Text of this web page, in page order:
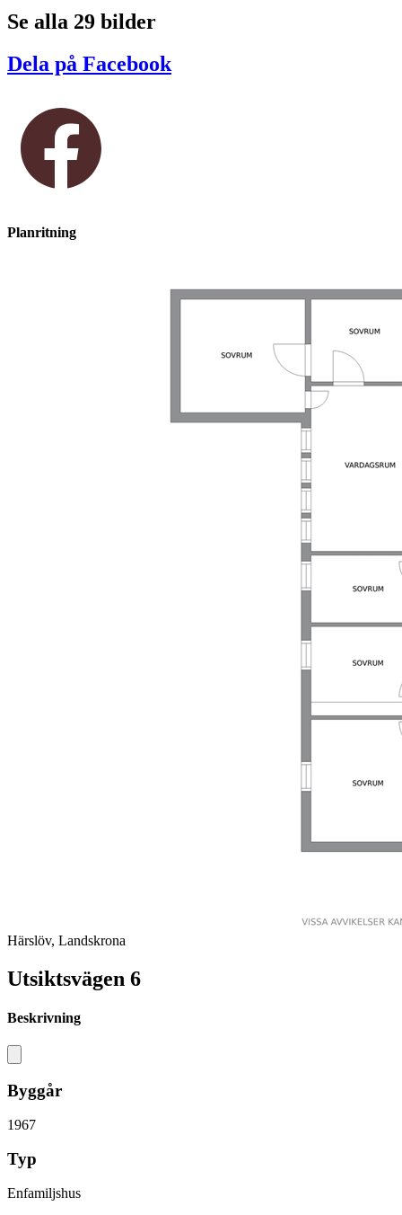
Se alla 29 bilder
Dela på Facebook
Planritning
Härslöv, Landskrona
Utsiktsvägen 6
Beskrivning
Byggår
1967
Typ
Enfamiljshus